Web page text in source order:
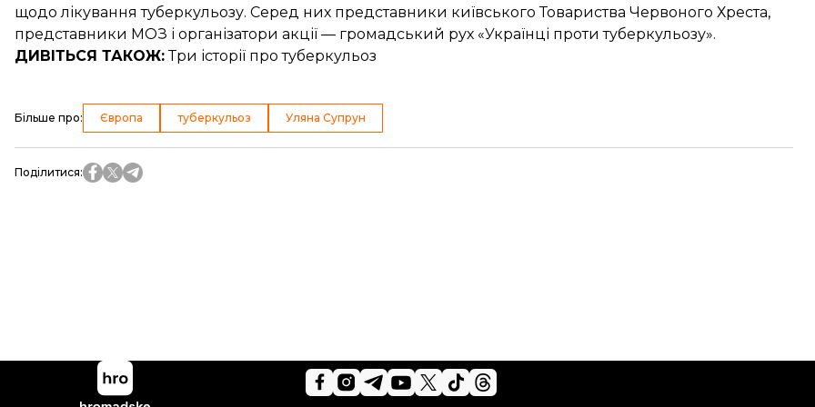
щодо лікування туберкульозу. Серед них представники київського Товариства Червоного Хреста,
представники МОЗ і організатори акції — громадський рух «Українці проти туберкульозу».
ДИВІТЬСЯ ТАКОЖ: Три історії про туберкульоз
Більше про: Європа туберкульоз Уляна Супрун
Поділитися: